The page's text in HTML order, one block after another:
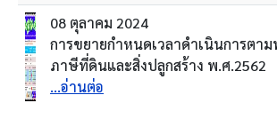
08 ตุลาคม 2024
การขยายกำหนดเวลาดำเนินการตา
ภาษีที่ดินและสิ่งปลูกสร้าง พ.ศ.2562
...อ่านต่อ